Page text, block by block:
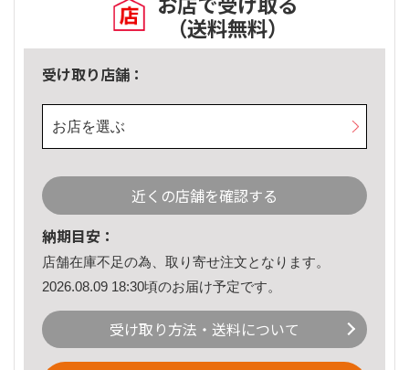
（送料無料）
受け取り店舗：
お店を選ぶ
近くの店舗を確認する
納期目安：
店舗在庫不足の為、取り寄せ注文となります。
2026.08.09 18:30頃のお届け予定です。
受け取り方法・送料について